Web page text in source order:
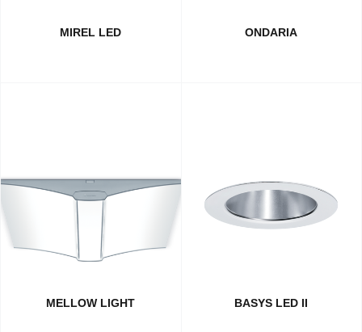
MIREL LED ONDARIA
MELLOW LIGHT BASYS LED II